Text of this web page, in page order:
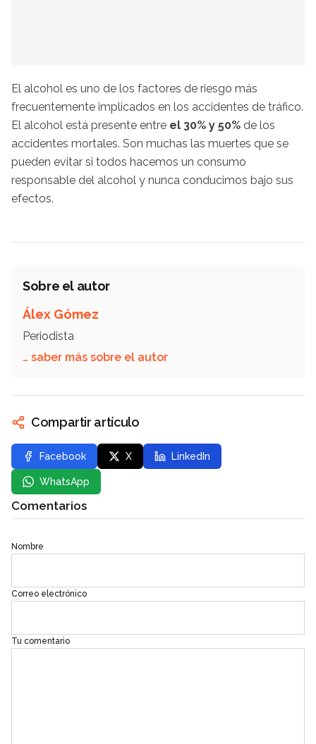
El alcohol es uno de los factores de riesgo más
frecuentemente implicados en los accidentes de tráfico.
El alcohol está presente entre el 30% y 50% de los
accidentes mortales. Son muchas las muertes que se
pueden evitar si todos hacemos un consumo
responsable del alcohol y nunca conducimos bajo sus
efectos.
Sobre el autor
Álex Gómez
Periodista
… saber más sobre el autor
Compartir artículo
Facebook X LinkedIn
WhatsApp
Comentarios
Nombre
Correo electrónico
Tu comentario